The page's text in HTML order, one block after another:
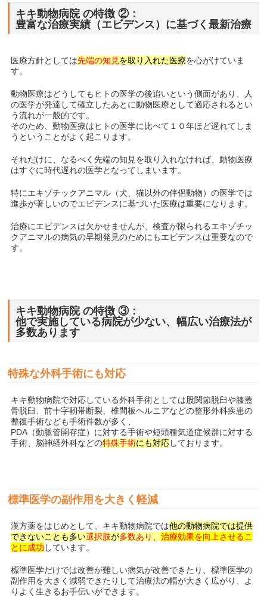
われます。
この度は大変お世話になりました。
キキ動物病院 の特徴 ②：
豊富な治療実績（エビデンス）に基づく最新治療
医療方針としては先端の知見を取り入れた医療を心がけていま
す。
動物医療はどうしてもヒトの医学の後追いという側面があり、人
の医学が発達して確立したあとに動物医療として適応されるとい
う流れが一般的です。
そのため、動物医療はヒトの医学に比べて１０年ほど遅れてしま
うということがよく起こります。
それだけに、なるべく先端の知見を取り入れなければ、動物医療
はすぐに時代遅れの医学となってしまいます。
特にエキゾチックアニマル（犬、猫以外の伴侶動物）の医学では
進歩が著しいのでエビデンスに基づいた医療は重要になります。
治療にエビデンスは欠かせませんが、検査が限られるエキゾチッ
クアニマルの病気の早期発見のためにもエビデンスは重要なので
す。
キキ動物病院 の特徴 ③：
他で実施している病院が少ない、幅広い治療法が
多数あります
特殊な外科手術にも対応
キキ動物病院で対応している外科手術としては股関節脱臼や膝蓋
骨脱臼、前十字靭帯断裂、椎間板ヘルニアなどの整形外科疾患の
整復手術なども手術件数が多く、
PDA（動脈管開存症）に対する手術や短頭種気道症候群に対する
手術、脳神経外科などの特殊手術にも対応しております。
標準医学の副作用を大きく軽減
漢方薬をはじめとして、キキ動物病院では他の動物病院では提供
できないことも多い選択肢が多数あり、治療効果を向上させるこ
とに成功 しています。
標準医学だけでは改善が難しい病気が改善できたり、標準医学の
副作用を大きく減弱できたりして治療法の幅が大きく広がり、よ
りよく生きるお手伝いができます。